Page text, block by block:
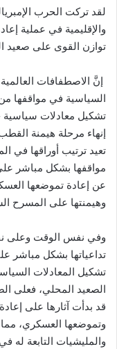
لقد تركت الحرب
والإقليمية في عملية
توازن القوى على صعيد
إنَّ الاصطفافات
السياسية في مواقفها
تشكيل معادلات
إنهاء مرحلة هيمنة
تعيد ترتيب أوراقها في
مواقفها بشكل مباشر
عن إعادة تموضعها
وهيمنتها على المسرح
وفي نفس الوقت وعلى
تداعياتها بشكل مباشر
تشكيل المعادلات
الصعيد المحلي، فعلى
قد بدأت آثارها على
وتموضعها العسكري،
والمليشيات التابعة له